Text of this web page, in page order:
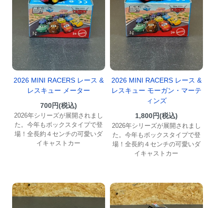
2026 MINI RACERS レース &
レスキュー メーター
700円(税込)
2026年シリーズが展開されまし
た。今年もボックスタイプで登
場！全長約４センチの可愛いダ
イキャストカー
2026 MINI RACERS レース &
レスキュー モーガン・マーテ
ィンズ
1,800円(税込)
2026年シリーズが展開されまし
た。今年もボックスタイプで登
場！全長約４センチの可愛いダ
イキャストカー